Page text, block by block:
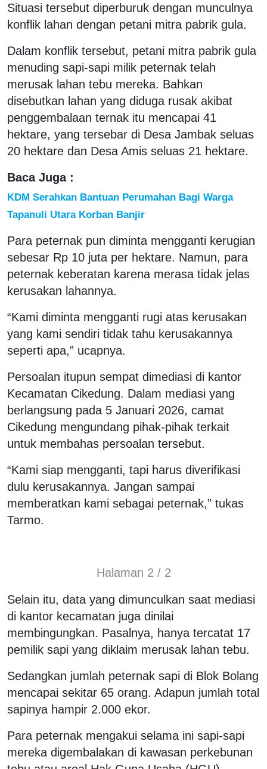
Situasi tersebut diperburuk dengan munculnya
konflik lahan dengan petani mitra pabrik gula.
Dalam konflik tersebut, petani mitra pabrik gula
menuding sapi-sapi milik peternak telah
merusak lahan tebu mereka. Bahkan
disebutkan lahan yang diduga rusak akibat
penggembalaan ternak itu mencapai 41
hektare, yang tersebar di Desa Jambak seluas
20 hektare dan Desa Amis seluas 21 hektare.
Baca Juga :
KDM Serahkan Bantuan Perumahan Bagi Warga
Tapanuli Utara Korban Banjir
Para peternak pun diminta mengganti kerugian
sebesar Rp 10 juta per hektare. Namun, para
peternak keberatan karena merasa tidak jelas
kerusakan lahannya.
“Kami diminta mengganti rugi atas kerusakan
yang kami sendiri tidak tahu kerusakannya
seperti apa,” ucapnya.
Persoalan itupun sempat dimediasi di kantor
Kecamatan Cikedung. Dalam mediasi yang
berlangsung pada 5 Januari 2026, camat
Cikedung mengundang pihak-pihak terkait
untuk membahas persoalan tersebut.
“Kami siap mengganti, tapi harus diverifikasi
dulu kerusakannya. Jangan sampai
memberatkan kami sebagai peternak,” tukas
Tarmo.
Halaman 2 / 2
Selain itu, data yang dimunculkan saat mediasi
di kantor kecamatan juga dinilai
membingungkan. Pasalnya, hanya tercatat 17
pemilik sapi yang diklaim merusak lahan tebu.
Sedangkan jumlah peternak sapi di Blok Bolang
mencapai sekitar 65 orang. Adapun jumlah total
sapinya hampir 2.000 ekor.
Para peternak mengakui selama ini sapi-sapi
mereka digembalakan di kawasan perkebunan